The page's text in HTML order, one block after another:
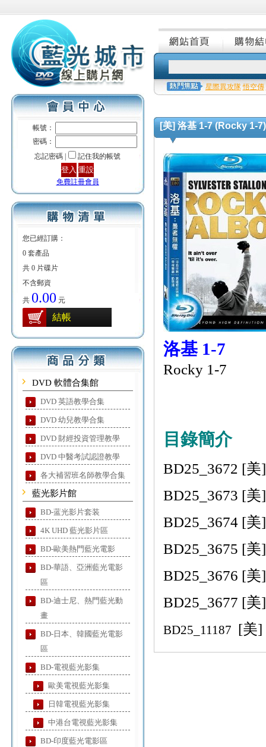
帳號：
密碼：
忘記密碼 |
記住我的帳號
免費註冊會員
您已經訂購：
0 套產品
共 0 片碟片
不含郵資
共 0.00 元
結帳
DVD 軟體合集館
DVD 英語教學合集
DVD 幼兒教學合集
DVD 財經投資管理教學
DVD 中醫考試認證教學
各大補習班名師教學合集
藍光影片館
BD-蓝光影片套装
4K UHD 藍光影片區
BD-歐美熱門藍光電影
BD-華語、亞洲藍光電影
區
BD-迪士尼、熱門藍光動
畫
BD-日本、韓國藍光電影
區
BD-電視藍光影集
歐美電視藍光影集
日韓電視藍光影集
中港台電視藍光影集
BD-印度藍光電影區
星際異攻隊 悟空傳
[美] 洛基 1-7 (Rocky 1-
洛基 1-7
Rocky 1-7
目錄簡介
BD25_3672 [美
BD25_3673 [
BD25_3674 [
BD25_3675 [
BD25_3676 [
BD25_3677 [
BD25_11187 [美]